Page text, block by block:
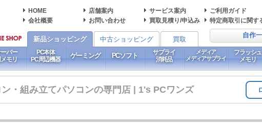
HOME 店舗案内 サービス案内 ご利用ガイド
会社概要
お問い合わせ 買取見積り/申込み 特定商取引に関す
自作
新品ショッピング 中古ショッピング 買取
バー
モリ
PC本体
PC周辺機器
ゲーミング PCソフト
サプライ
消耗品
メディア
メディアサプライ
フラッシュ
メモリ
・組み立てパソコンの専門店 | 1's PCワンズ